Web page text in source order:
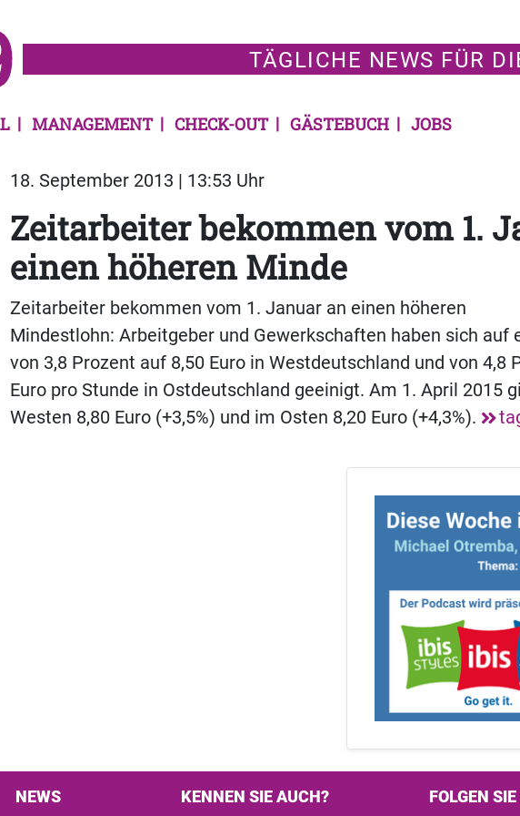
TÄGLICHE NEWS FÜR
MANAGEMENT CHECK-OUT GÄSTEBUCH JOBS
18. September 2013 | 13:53 Uhr
Zeitarbeiter bekommen vom 1.
einen höheren Minde
Zeitarbeiter bekommen vom 1. Januar an einen höheren
Mindestlohn: Arbeitgeber und Gewerkschaften haben sich auf
von 3,8 Prozent auf 8,50 Euro in Westdeutschland und von 4,8
Euro pro Stunde in Ostdeutschland geeinigt. Am 1. April 2015
Westen 8,80 Euro (+3,5%) und im Osten 8,20 Euro (+4,3%).
NEWS KENNEN SIE AUCH? FOLGEN